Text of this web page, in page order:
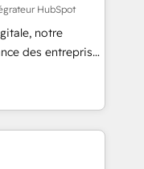
vos objectifs
comprenons
de
HubSpot
notre
des entreprises
clients,
des revenus
des ETI